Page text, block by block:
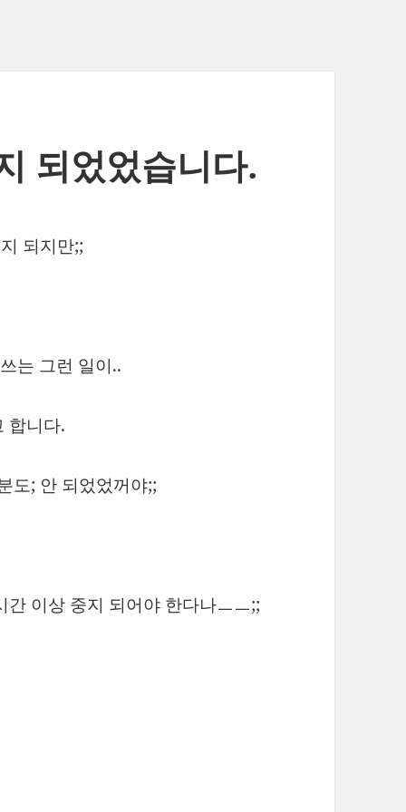
되었었습니다.
되지만;;
는 그런 일이..
합니다.
도; 안 되었었꺼야;;
이상 중지 되어야 한다나ㅡㅡ;;